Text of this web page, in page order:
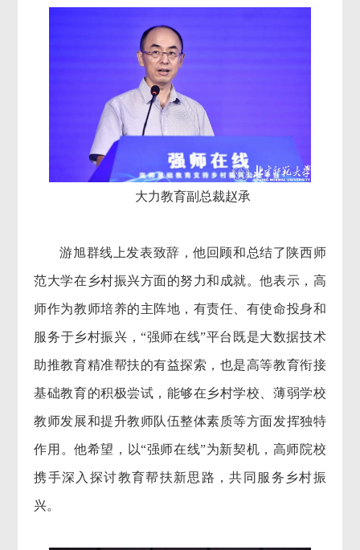
大力教育副总裁赵承
游旭群线上发表致辞，他回顾和总结了陕西师
范大学在乡村振兴方面的努力和成就。他表示，高
师作为教师培养的主阵地，有责任、有使命投身和
服务于乡村振兴，“强师在线”平台既是大数据技术
助推教育精准帮扶的有益探索，也是高等教育衔接
基础教育的积极尝试，能够在乡村学校、薄弱学校
教师发展和提升教师队伍整体素质等方面发挥独特
作用。他希望，以“强师在线”为新契机，高师院校
携手深入探讨教育帮扶新思路，共同服务乡村振
兴。